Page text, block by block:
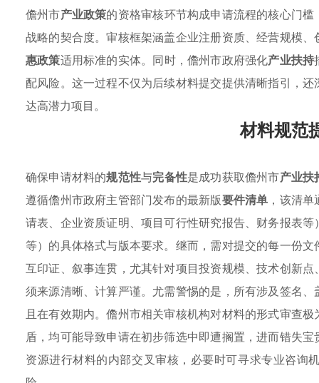
儋州市产业政策的资格审核环节构成申请流程的核心门
战略的契合度。审核框架涵盖企业注册资质、经营规模
惠政策适用标准的实体。同时，儋州市政府强化产业扶持
配风险。这一过程不仅为后续材料提交提供清晰指引，还
达高潜力项目。
材料规范
确保申请材料的规范性与完备性是成功获取儋州市产业扶
遵循儋州市政府主管部门发布的最新版要件清单 ，该清
请表、企业资质证明、项目可行性研究报告、财务报表等
等）的具体格式与版本要求。继而，需对提交的每一份文
互印证、叙事连贯，尤其针对项目投资规模、技术创新
须来源清晰、计算严谨。尤需警惕的是，所有涉及签名
且在有效期内。儋州市相关审核机构对材料的形式审查
盾，均可能导致申请在初步筛选中即遭搁置，进而错失宝
资源进行材料的内部交叉审核，必要时可寻求专业咨询